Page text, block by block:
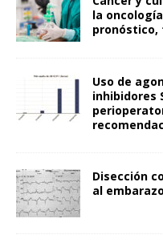
la
Uso de
inhibidores
Disección
al